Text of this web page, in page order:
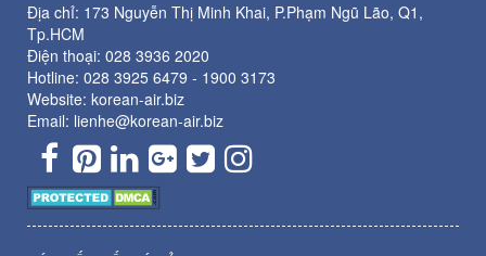
Địa chỉ: 173 Nguyễn Thị Minh Khai, P.Phạm Ngũ Lão, Q1,
Tp.HCM
Điện thoại: 028 3936 2020
Hotline: 028 3925 6479 - 1900 3173
Website: korean-air.biz
Email: lienhe@korean-air.biz